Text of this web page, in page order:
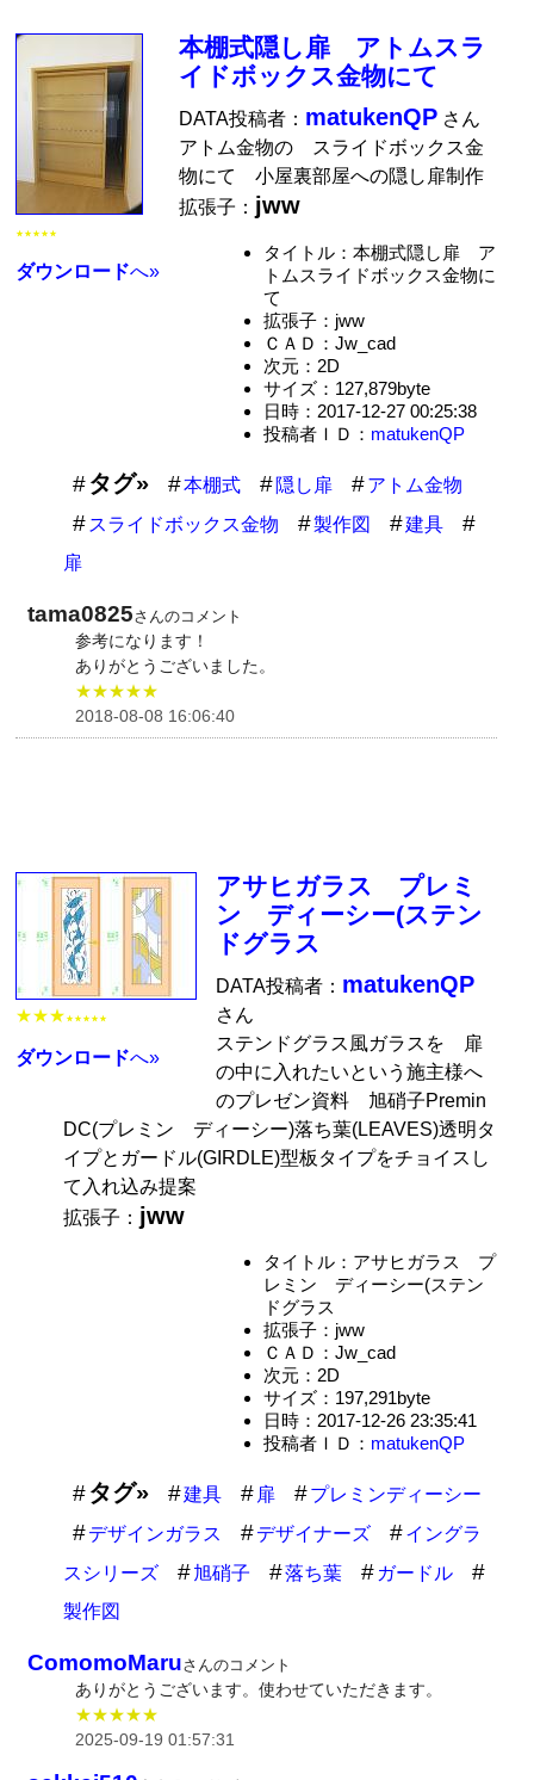
★★★★★
ダウンロードへ»
本棚式隠し扉 アトムスラ
イドボックス金物にて
DATA投稿者： matukenQP さん
アトム金物の スライドボックス金
物にて 小屋裏部屋への隠し扉制作
拡張子： jww
タイトル：本棚式隠し扉 ア
トムスライドボックス金物に
て
拡張子：jww
ＣＡＤ：Jw_cad
次元：2D
サイズ：127,879byte
日時：2017-12-27 00:25:38
投稿者ＩＤ： matukenQP
タグ» 本棚式 隠し扉
アトム金物
スライドボックス金物
製作図
建具
扉
tama0825さんのコメント
参考になります！
ありがとうございました。
★★★★★
2018-08-08 16:06:40
★★★ ★★★★★
ダウンロードへ»
アサヒガラス プレミ
ン ディーシー(ステン
ドグラス
DATA投稿者： matukenQP
さん
ステンドグラス風ガラスを 扉
の中に入れたいという施主様へ
のプレゼン資料 旭硝子Premin
DC(プレミン ディーシー)落ち葉(LEAVES)透明タ
イプとガードル(GIRDLE)型板タイプをチョイスし
て入れ込み提案
拡張子： jww
タイトル：アサヒガラス プ
レミン ディーシー(ステン
ドグラス
拡張子：jww
ＣＡＤ：Jw_cad
次元：2D
サイズ：197,291byte
日時：2017-12-26 23:35:41
投稿者ＩＤ： matukenQP
タグ» 建具 扉
プレミンディーシー
デザインガラス
デザイナーズ
イングラ
スシリーズ
旭硝子 落ち葉
ガードル
製作図
ComomoMaruさんのコメント
ありがとうございます。使わせていただきます。
★★★★★
2025-09-19 01:57:31